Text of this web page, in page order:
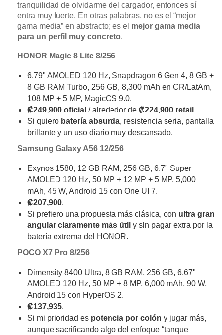
tranquilidad de olvidarme del cargador, entonces sí
entra muy fuerte. En otras palabras, no es el “mejor
gama media” en abstracto; es el mejor gama media
para un perfil muy concreto.
HONOR Magic 8 Lite 8/256
6.79" AMOLED 120 Hz, Snapdragon 6 Gen 4, 8 GB +
8 GB RAM Turbo, 256 GB, 8,300 mAh en CR/LatAm,
108 MP + 5 MP, MagicOS 9.0.
₡249,900 oficial / alrededor de ₡224,900 retail .
Si quiero batería absurda, resistencia seria, pantalla
brillante y un uso diario muy descansado.
Samsung Galaxy A56 12/256
Exynos 1580, 12 GB RAM, 256 GB, 6.7" Super
AMOLED 120 Hz, 50 MP + 12 MP + 5 MP, 5,000
mAh, 45 W, Android 15 con One UI 7.
₡207,900.
Si prefiero una propuesta más clásica, con ultra gran
angular claramente más útil y sin pagar extra por la
batería extrema del HONOR.
POCO X7 Pro 8/256
Dimensity 8400 Ultra, 8 GB RAM, 256 GB, 6.67"
AMOLED 120 Hz, 50 MP + 8 MP, 6,000 mAh, 90 W,
Android 15 con HyperOS 2.
₡137,935.
Si mi prioridad es potencia por colón y jugar más,
aunque sacrificando algo del enfoque “tanque